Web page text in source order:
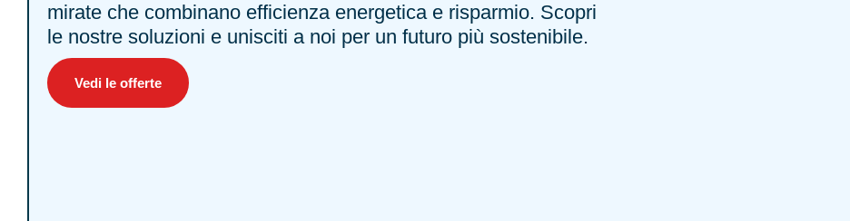
mirate che combinano efficienza energetica e risparmio. Scopri
le nostre soluzioni e unisciti a noi per un futuro più sostenibile.
Vedi le offerte